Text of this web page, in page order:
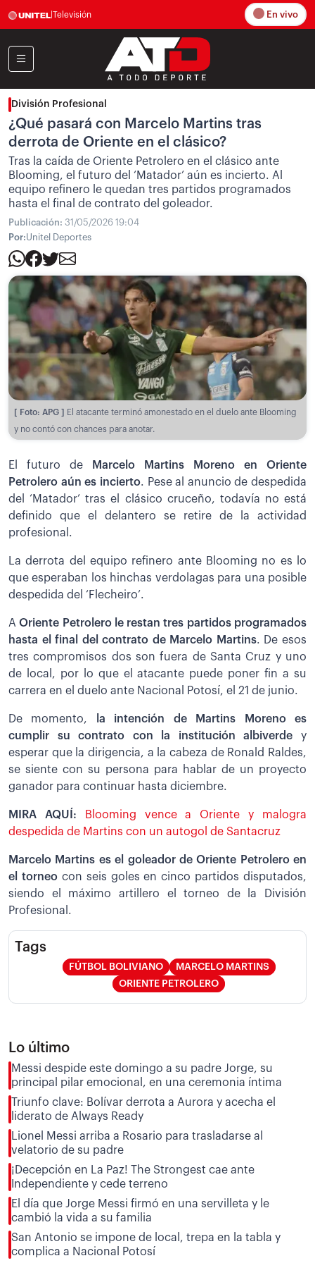
Televisión En vivo
División Profesional
¿Qué pasará con Marcelo Martins tras
derrota de Oriente en el clásico?
Tras la caída de Oriente Petrolero en el clásico ante
Blooming, el futuro del ‘Matador’ aún es incierto. Al
equipo refinero le quedan tres partidos programados
hasta el final de contrato del goleador.
Publicación: 31/05/2026 19:04
Por:Unitel Deportes
[ Foto: APG ]
El atacante terminó amonestado en el duelo ante Blooming
y no contó con chances para anotar.
El futuro de
Marcelo Martins Moreno en Oriente
Petrolero aún es incierto. Pese al anuncio de despedida
del ‘Matador’ tras el clásico cruceño, todavía no está
definido que el delantero se retire de la actividad
profesional.
La derrota del equipo refinero ante Blooming no es lo
que esperaban los hinchas verdolagas para una posible
despedida del ‘Flecheiro’.
AOriente Petrolero le restan tres partidos programados
hasta el final del contrato de Marcelo Martins. De esos
tres compromisos dos son fuera de Santa Cruz y uno
de local, por lo que el atacante puede poner fin a su
carrera en el duelo ante Nacional Potosí, el 21 de junio.
De momento,
la intención de Martins Moreno es
cumplir su contrato con la institución albiverde y
esperar que la dirigencia, a la cabeza de Ronald Raldes,
se siente con su persona para hablar de un proyecto
ganador para continuar hasta diciembre.
MIRA AQUÍ:
Blooming vence a Oriente y malogra
despedida de Martins con un autogol de Santacruz
Marcelo Martins es el goleador de Oriente Petrolero en
el torneocon seis goles en cinco partidos disputados,
siendo el máximo artillero el torneo de la División
Profesional.
Tags
FÚTBOL BOLIVIANO
MARCELO MARTINS
ORIENTE PETROLERO
Lo último
Messi despide este domingo a su padre Jorge, su
principal pilar emocional, en una ceremonia íntima
Triunfo clave: Bolívar derrota a Aurora y acecha el
liderato de Always Ready
Lionel Messi arriba a Rosario para trasladarse al
velatorio de su padre
¡Decepción en La Paz! The Strongest cae ante
Independiente y cede terreno
El día que Jorge Messi firmó en una servilleta y le
cambió la vida a su familia
San Antonio se impone de local, trepa en la tabla y
complica a Nacional Potosí